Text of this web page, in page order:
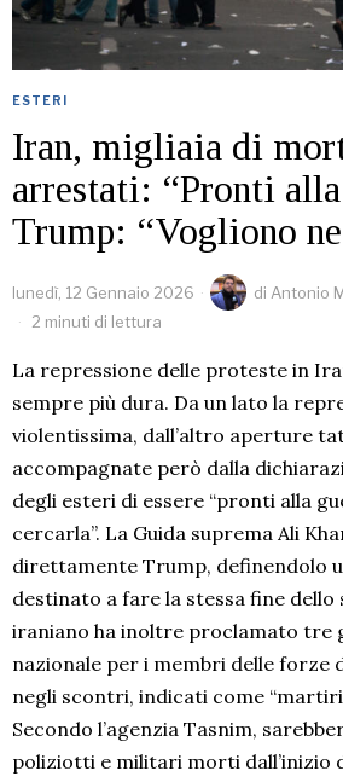
ESTERI
Iran, migliaia di
arrestati: “Pronti
Trump: “Vogliono
lunedì, 12 Gennaio 2026 di Antonio
2 minuti di lettura
La repressione delle proteste in
sempre più dura. Da un lato la
violentissima, dall’altro aperture
accompagnate però dalla
degli esteri di essere “pronti alla
cercarla”. La Guida suprema Ali
direttamente Trump, definendolo
destinato a fare la stessa fine dello
iraniano ha inoltre proclamato tre
nazionale per i membri delle forze
negli scontri, indicati come
Secondo l’agenzia Tasnim,
poliziotti e militari morti dall’inizio